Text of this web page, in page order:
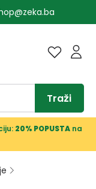
Traži
20% POPUSTAna